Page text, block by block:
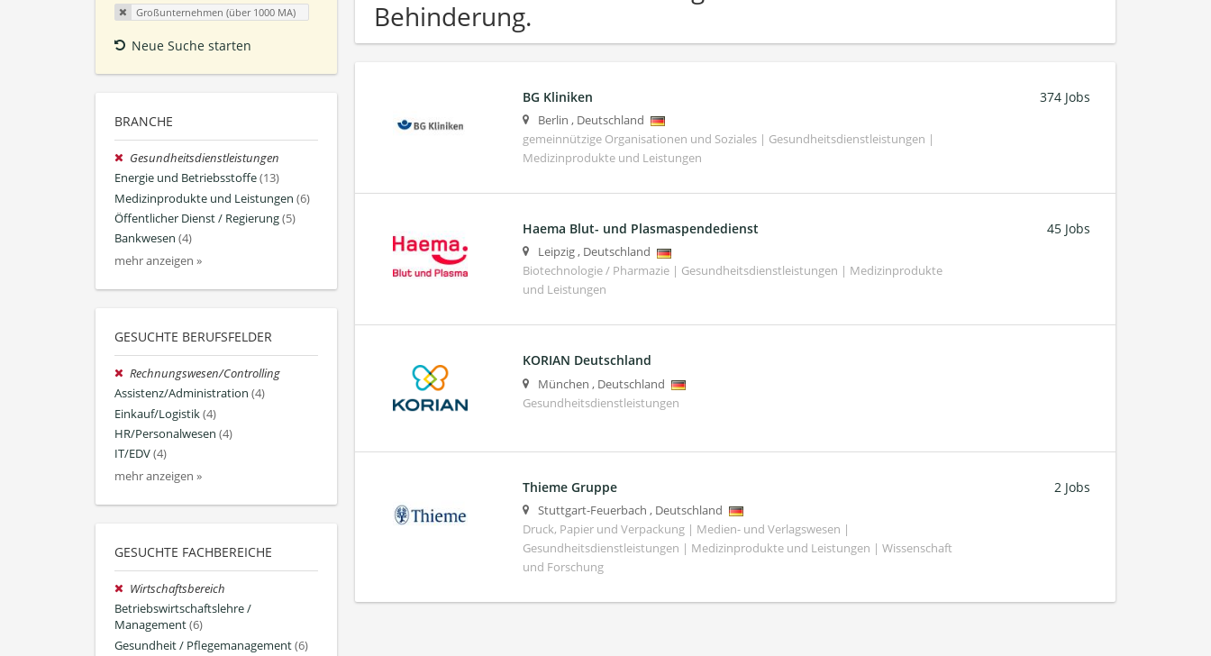
Großunternehmen (über 1000 MA)
Neue Suche starten
BRANCHE
Gesundheitsdienstleistungen
Energie und Betriebsstoffe(13)
Medizinprodukte und Leistungen (6)
Öffentlicher Dienst / Regierung(5)
Bankwesen (4)
mehr anzeigen »
GESUCHTE BERUFSFELDER
Rechnungswesen/Controlling
Assistenz/Administration (4)
Einkauf/Logistik(4)
HR/Personalwesen (4)
IT/EDV(4)
mehr anzeigen »
GESUCHTE FACHBEREICHE
Wirtschaftsbereich
Betriebswirtschaftslehre /
Management(6)
Gesundheit / Pflegemanagement(6)
Behinderung.
BG Kliniken
Berlin , Deutschland
gemeinnützige Organisationen und Soziales | Gesundheitsdienstleistungen |
Medizinprodukte und Leistungen
374 Jobs
Haema Blut- und Plasmaspendedienst
Leipzig, Deutschland
Biotechnologie / Pharmazie | Gesundheitsdienstleistungen | Medizinprodukte
und Leistungen
45 Jobs
KORIAN Deutschland
München , Deutschland
Gesundheitsdienstleistungen
Thieme Gruppe
Stuttgart-Feuerbach , Deutschland
Druck, Papier und Verpackung | Medien- und Verlagswesen |
Gesundheitsdienstleistungen | Medizinprodukte und Leistungen | Wissenschaft
und Forschung
2 Jobs